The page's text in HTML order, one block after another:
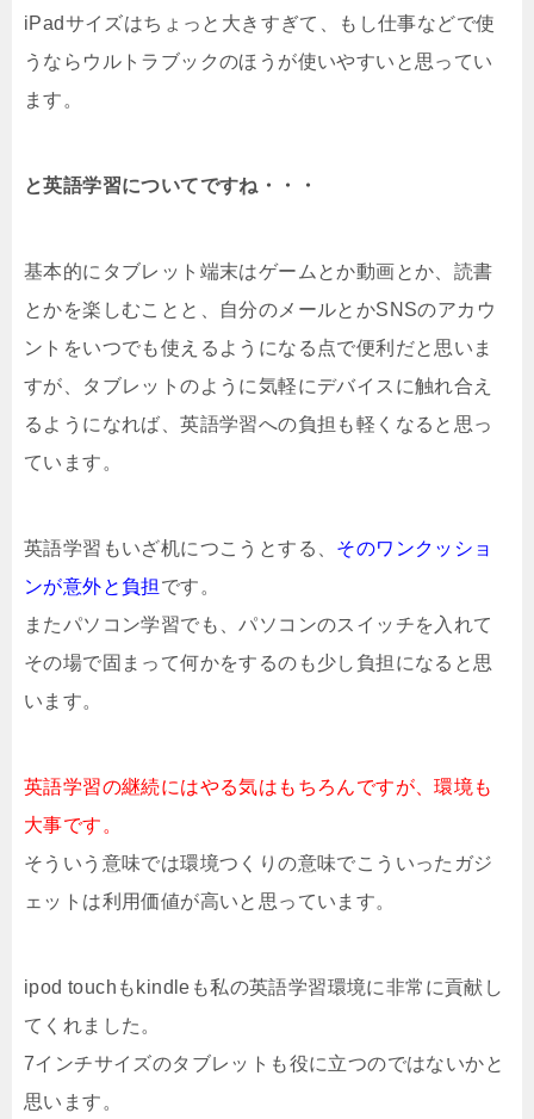
iPadサイズはちょっと大きすぎて、もし仕事などで使
うならウルトラブックのほうが使いやすいと思ってい
ます。
と英語学習についてですね・・・
基本的にタブレット端末はゲームとか動画とか、読書
とかを楽しむことと、自分のメールとかSNSのアカウ
ントをいつでも使えるようになる点で便利だと思いま
すが、タブレットのように気軽にデバイスに触れ合え
るようになれば、英語学習への負担も軽くなると思っ
ています。
英語学習もいざ机につこうとする、 そのワンクッショ
ンが意外と負担 です。
またパソコン学習でも、パソコンのスイッチを入れて
その場で固まって何かをするのも少し負担になると思
います。
英語学習の継続にはやる気はもちろんですが、環境も
大事です。
そういう意味では環境つくりの意味でこういったガジ
ェットは利用価値が高いと思っています。
ipod touchもkindleも私の英語学習環境に非常に貢献し
てくれました。
7インチサイズのタブレットも役に立つのではないかと
思います。